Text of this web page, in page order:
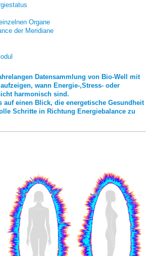
Organe
der Meridiane
Datensammlung von Bio-Well mit
wann Energie-,Stress- oder
harmonisch sind.
auf einen Blick, die energetische Gesundheit
Schritte in Richtung Energiebalance zu